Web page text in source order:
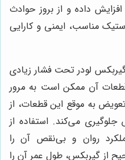
داده و از بروز حوادث
مناسب، ایمنی و کارایی
لودر تحت فشار زیادی
قطعات آن ممکن است به مرور
به موقع این قطعات، از
می‌کند. استفاده از
روان و بی‌نقص آن را
از گیربکس، طول عمر آن را